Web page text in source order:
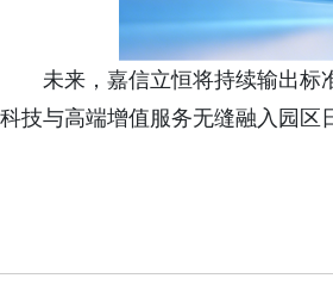
未来，嘉信立恒将持续输出标
科技与高端增值服务无缝融入园区